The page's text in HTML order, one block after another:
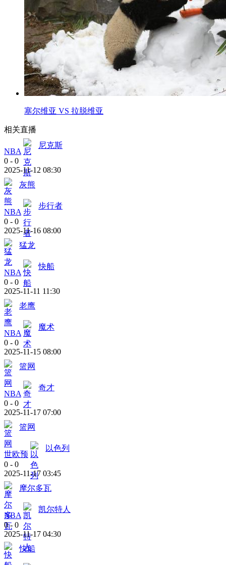
塞尔维亚 VS 拉脱维亚
相关直播
NBA
尼克斯
0 - 0
2025-11-12 08:30
灰熊
NBA
步行者
0 - 0
2025-11-16 08:00
猛龙
NBA
快船
0 - 0
2025-11-11 11:30
老鹰
NBA
魔术
0 - 0
2025-11-15 08:00
篮网
NBA
奇才
0 - 0
2025-11-17 07:00
篮网
世欧预
以色列
0 - 0
2025-11-17 03:45
摩尔多瓦
NBA
凯尔特人
0 - 0
2025-11-17 04:30
快船